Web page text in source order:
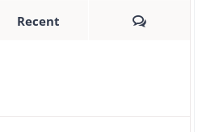
Recent Comments